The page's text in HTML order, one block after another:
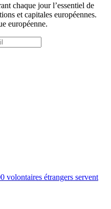
chaque jour l’essentiel de
et capitales européennes.
européenne.
volontaires étrangers servent